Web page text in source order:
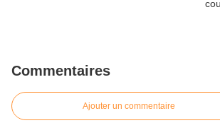
Commentaires
Ajouter un commentaire